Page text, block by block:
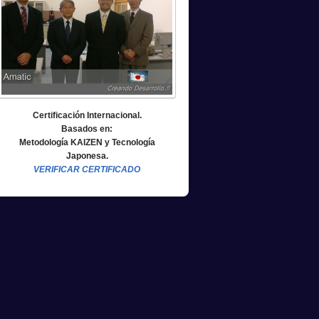
Certificación Internacional.
Basados en:
Metodología KAIZEN y Tecnología
Japonesa.
VERIFICAR CERTIFICADO